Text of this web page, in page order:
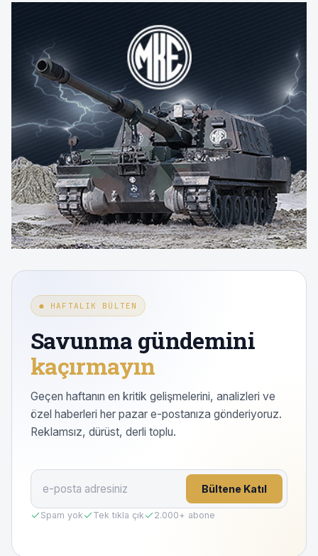
● HAFTALIK BÜLTEN
Savunma gündemini
kaçırmayın
Geçen haftanın en kritik gelişmelerini, analizleri ve
özel haberleri her pazar e-postanıza gönderiyoruz.
Reklamsız, dürüst, derli toplu.
Bültene Katıl
Spam yok Tek tıkla çık 2.000+ abone